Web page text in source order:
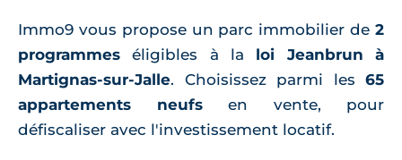
Immo9 vous propose un parc immobilier de 2
programmes éligibles à la loi Jeanbrun à
Martignas-sur-Jalle. Choisissez parmi les 65
appartements neufsen vente, pour
défiscaliser avec l'investissement locatif.